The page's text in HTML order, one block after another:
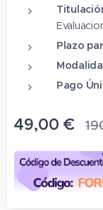
Plazo
Pago
49,00 €